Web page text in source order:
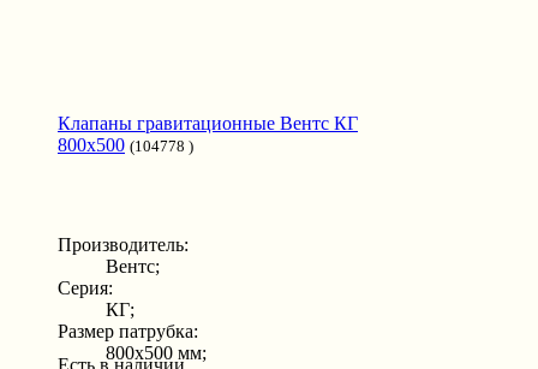
Клапаны гравитационные Вентс КГ
800x500 (104778 )
Производитель:
Вентс;
Серия:
КГ;
Размер патрубка:
800x500 мм;
Есть в наличии